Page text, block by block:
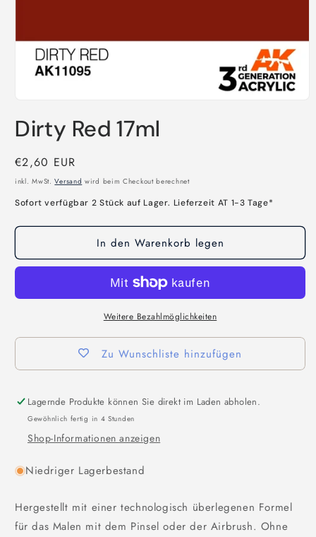
in
Modal
Dirty Red 17ml
Normaler
Preis
€2,60 EUR
inkl. MwSt.Versand wird beim Checkout berechnet
Sofort verfügbar 2 Stück auf Lager. Lieferzeit AT 1-3 Tage*
In den Warenkorb legen
Weitere Bezahlmöglichkeiten
Zu Wunschliste hinzufügen
Lagernde Produkte können Sie direkt im Laden abholen.
Gewöhnlich fertig in 4 Stunden
Shop-Informationen anzeigen
Niedriger Lagerbestand
Hergestellt mit einer technologisch überlegenen Formel
für das Malen mit dem Pinsel oder der Airbrush. Ohne